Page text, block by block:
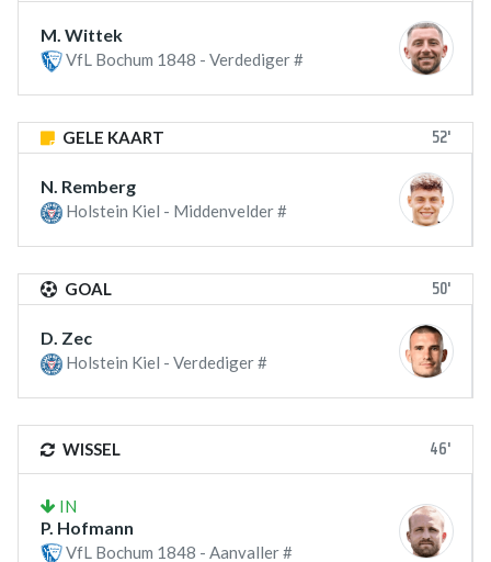
M. Wittek
VfL Bochum 1848 - Verdediger #
GELE KAART 52'
N. Remberg
Holstein Kiel - Middenvelder #
GOAL 50'
D. Zec
Holstein Kiel - Verdediger #
WISSEL 46'
IN
P. Hofmann
VfL Bochum 1848 - Aanvaller #